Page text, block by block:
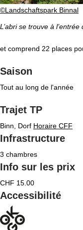
©Landschaftspark Binnal
L’abri se trouve à
et comprend 22 places
Saison
Tout au long de l'année
Trajet TP
Binn, Dorf Horaire CFF
Infrastructure
3 chambres
Info sur les prix
CHF 15.00
Accessibilité